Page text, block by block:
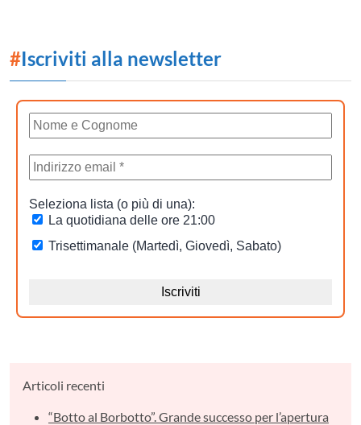
#Iscriviti alla newsletter
Articoli recenti
“Botto al Borbotto”. Grande successo per l’apertura